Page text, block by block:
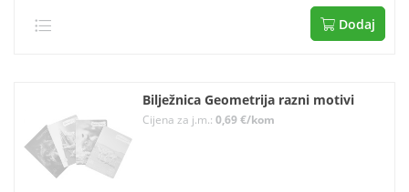
Dodaj
Bilježnica Geometrija razni motivi
Cijena za j.m.: 0,69 €/kom